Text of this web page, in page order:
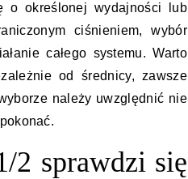
o określonej wydajności lub
ciśnieniem, wybór
całego systemu. Warto
od średnicy, zawsze
należy uwzględnić nie
2 sprawdzi się